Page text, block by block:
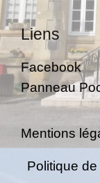
Liens
Facebook
Panneau
Mentions
Politique